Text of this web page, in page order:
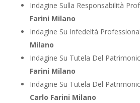
Indagine Sulla Responsabilità
Farini Milano
Indagine Su Infedeltà
Milano
Indagine Su Tutela Del
Farini Milano
Indagine Su Tutela Del
Carlo Farini Milano